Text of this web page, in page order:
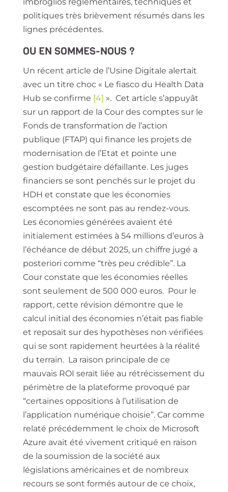
politiques très brièvement résumés dans les
lignes précédentes.
OU EN SOMMES-NOUS ?
Un récent article de l’Usine Digitale alertait
avec un titre choc « Le fiasco du Health Data
Hub se confirme [4] ». Cet article s’appuyât
sur un rapport de la Cour des comptes sur le
Fonds de transformation de l’action
publique (FTAP) qui finance les projets de
modernisation de l’Etat et pointe une
gestion budgétaire défaillante. Les juges
financiers se sont penchés sur le projet du
HDH et constate que les économies
escomptées ne sont pas au rendez-vous.
Les économies générées avaient été
initialement estimées à 54 millions d’euros à
l’échéance de début 2025, un chiffre jugé a
posteriori comme “très peu crédible”. La
Cour constate que les économies réelles
sont seulement de 500 000 euros. Pour le
rapport, cette révision démontre que le
calcul initial des économies n’était pas fiable
et reposait sur des hypothèses non vérifiées
qui se sont rapidement heurtées à la réalité
du terrain. La raison principale de ce
mauvais ROI serait liée au rétrécissement du
périmètre de la plateforme provoqué par
“certaines oppositions à l’utilisation de
l’application numérique choisie”. Car comme
relaté précédemment le choix de Microsoft
Azure avait été vivement critiqué en raison
de la soumission de la société aux
législations américaines et de nombreux
recours se sont formés autour de ce choix,